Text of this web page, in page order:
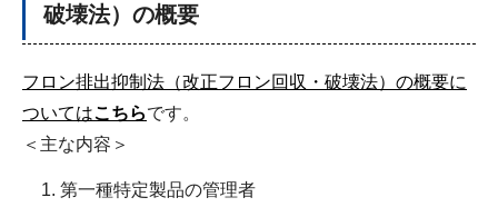
破壊法）の概要
フロン排出抑制法（改正フロン回収・破壊法）の概要に
ついてはこちらです。
＜主な内容＞
第一種特定製品の管理者